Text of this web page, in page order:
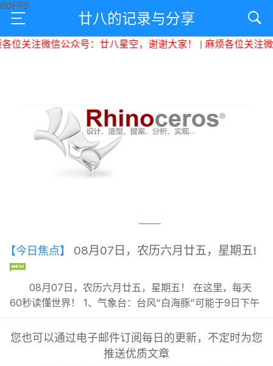
廿八的记录与分享
关注微信公众号：廿八星空，谢谢大家！| 麻烦各位关注微
【今日焦点】 08月07日，农历六月廿五，星期五!
08月07日，农历六月廿五，星期五！ 在这里，每天
60秒读懂世界！ 1、气象台：台风“白海豚”可能于9日下午
中国暑期“工厂游”走红，热度同比增长超36%，成为旅游
市场新晋热门业态；; 3、安徽一景区邀自驾游客漂流凭票
您也可以通过电子邮件订阅每日的更新，不定时为您
推送优质文章